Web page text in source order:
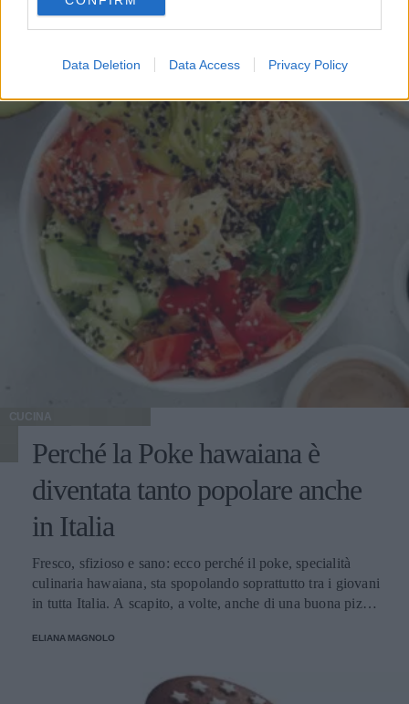
consent section.
Data Deletion Data Access Privacy Policy
CUCINA
Perché la Poke hawaiana è
diventata tanto popolare anche
in Italia
Fresco, sfizioso e sano: ecco perché il poke, specialità
culinaria hawaiana, sta spopolando soprattutto tra i giovani
in tutta Italia. A scapito, a volte, anche di una buona pizza.
ELIANA MAGNOLO